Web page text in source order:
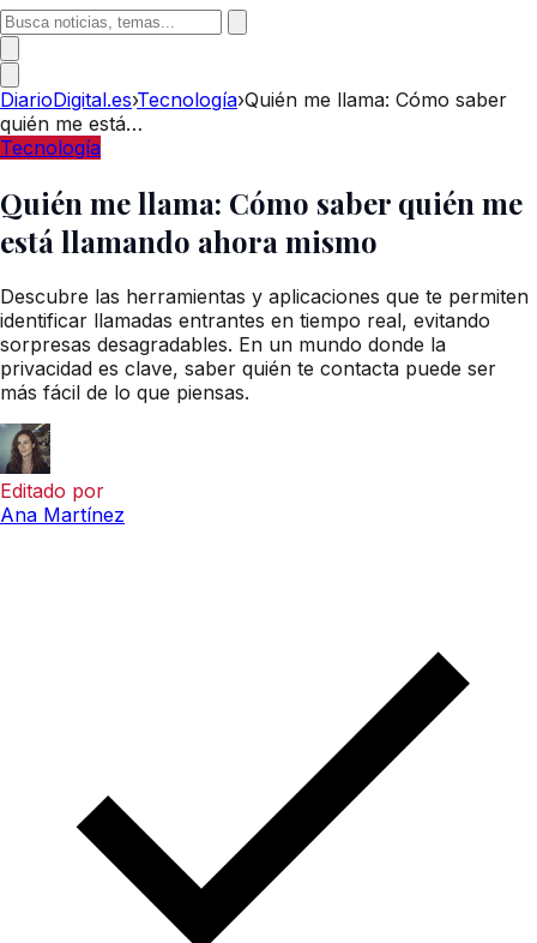
DiarioDigital.es›Tecnología›Quién me llama: Cómo saber
quién me está…
Tecnología
Quién me llama: Cómo saber quién me
está llamando ahora mismo
Descubre las herramientas y aplicaciones que te permiten
identificar llamadas entrantes en tiempo real, evitando
sorpresas desagradables. En un mundo donde la
privacidad es clave, saber quién te contacta puede ser
más fácil de lo que piensas.
Editado por
Ana Martínez